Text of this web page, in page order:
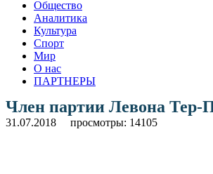
Общество
Аналитика
Культура
Спорт
Мир
О нас
ПАРТНЕРЫ
Член партии Левона Тер-
31.07.2018 просмотры: 14105